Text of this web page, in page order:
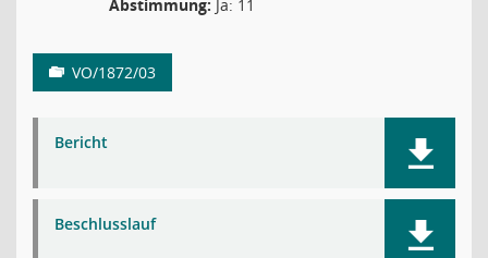
Abstimmung: Ja: 11
VO/1872/03
Bericht
Beschlusslauf